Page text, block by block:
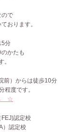
ので
おります。
分
かたも
。
前）からは徒歩10分
程度です。
→ ☆
認定校
）認定校